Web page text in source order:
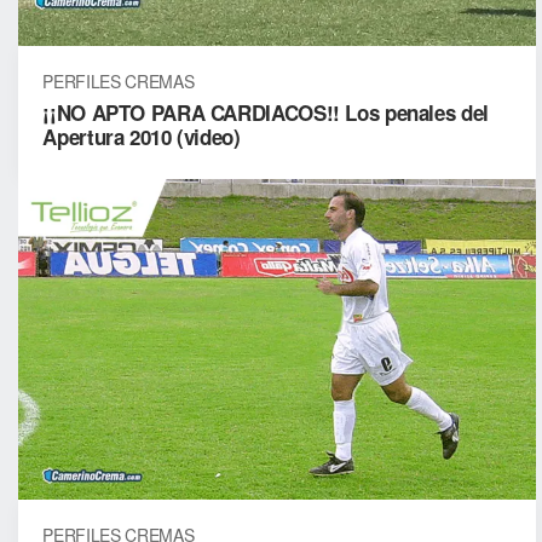
PERFILES CREMAS
¡¡NO APTO PARA CARDIACOS!! Los penales del
Apertura 2010 (video)
PERFILES CREMAS